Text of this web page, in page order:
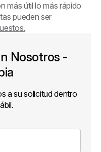
más útil lo más rápido
pueden ser
Nosotros -
a su solicitud dentro